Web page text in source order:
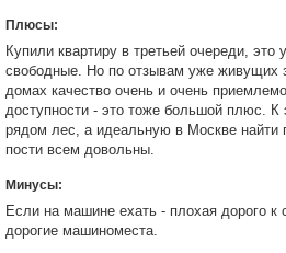
Плюсы:
Купили квартиру в третьей очереди, это
свободные. Но по отзывам уже живущих
домах качество очень и очень
доступности - это тоже большой плюс. К
рядом лес, а идеальную в Москве найти
пости всем довольны.
Минусы:
Если на машине ехать - плохая дорого
дорогие машиноместа.